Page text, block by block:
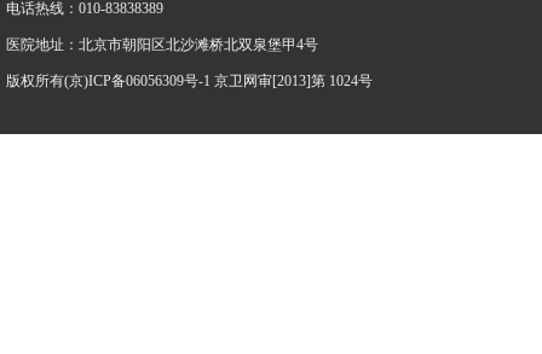
电话热线：010-83838389
医院地址：北京市朝阳区北沙滩桥北双泉堡甲4号
版权所有(京)ICP备06056309号-1 京卫网审[2013]第 1024号